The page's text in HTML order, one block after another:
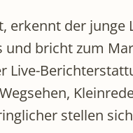
erkennt der junge
bricht zum
Live-
stellen